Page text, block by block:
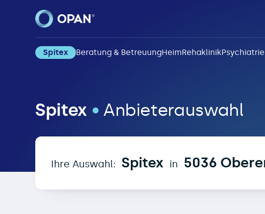
Spitex Beratung & BetreuungHeimRehaklinik
Spitex • Anbieterauswahl
Ihre Auswahl: Spitex in 5036